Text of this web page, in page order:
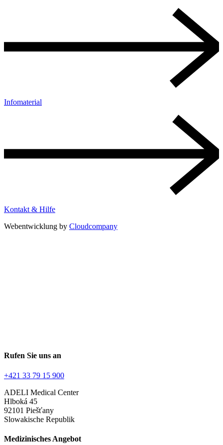
Infomaterial
Kontakt & Hilfe
Webentwicklung by Cloudcompany
Rufen Sie uns an
+421 33 79 15 900
ADELI Medical Center
Hlboká 45
92101 Piešťany
Slowakische Republik
Medizinisches Angebot